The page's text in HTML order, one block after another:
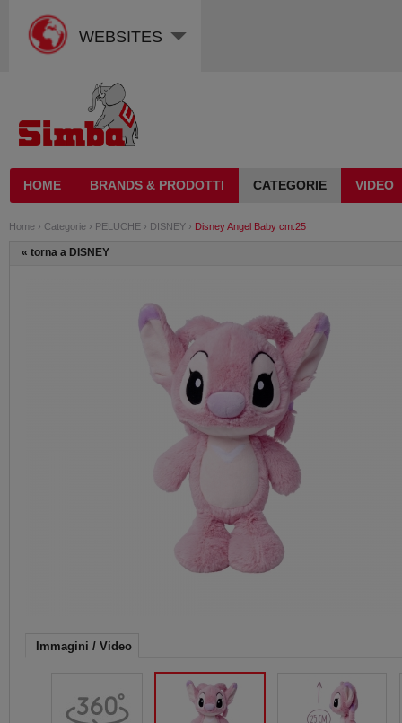
WEBSITES
HOME BRANDS & PRODOTTI CATEGORIE VIDEO
Home › Categorie › PELUCHE › DISNEY › Disney Angel Baby cm.25
« torna a DISNEY
Immagini / Video